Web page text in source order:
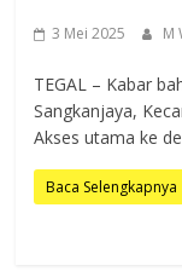
3 Mei 2025 M
TEGAL – Kabar
Sangkanjaya,
Akses utama ke
Baca Selengkapnya